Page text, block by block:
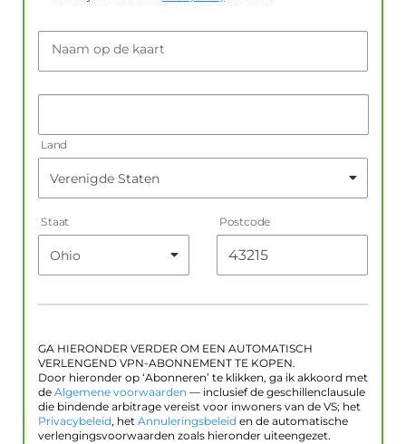
Naam op de kaart
Land
Staat Postcode
GA HIERONDER VERDER OM EEN AUTOMATISCH
VERLENGEND VPN-ABONNEMENT TE KOPEN.
Door hieronder op ‘Abonneren’ te klikken, ga ik akkoord met
de Algemene voorwaarden — inclusief de geschillenclausule
die bindende arbitrage vereist voor inwoners van de VS; het
Privacybeleid, het Annuleringsbeleid en de automatische
verlengingsvoorwaarden zoals hieronder uiteengezet.